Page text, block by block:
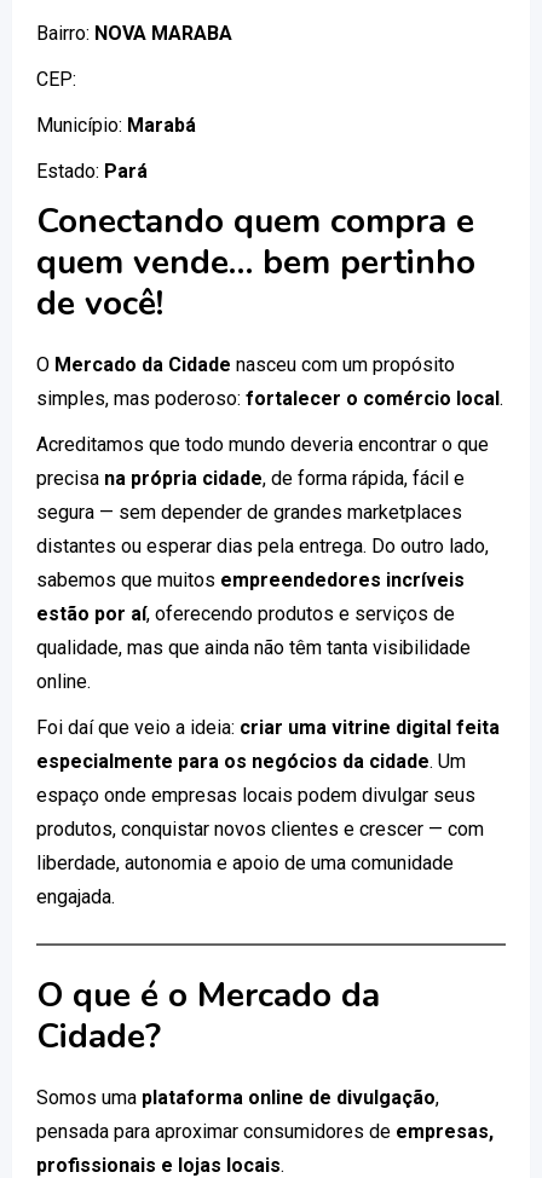
Bairro: NOVA MARABA
CEP:
Município: Marabá
Estado: Pará
Conectando quem compra e
quem vende… bem pertinho
de você!
O Mercado da Cidade nasceu com um propósito
simples, mas poderoso: fortalecer o comércio local.
Acreditamos que todo mundo deveria encontrar o que
precisa na própria cidade, de forma rápida, fácil e
segura — sem depender de grandes marketplaces
distantes ou esperar dias pela entrega. Do outro lado,
sabemos que muitos empreendedores incríveis
estão por aí, oferecendo produtos e serviços de
qualidade, mas que ainda não têm tanta visibilidade
online.
Foi daí que veio a ideia: criar uma vitrine digital feita
especialmente para os negócios da cidade. Um
espaço onde empresas locais podem divulgar seus
produtos, conquistar novos clientes e crescer — com
liberdade, autonomia e apoio de uma comunidade
engajada.
O que é o Mercado da
Cidade?
Somos uma plataforma online de divulgação,
pensada para aproximar consumidores de empresas,
profissionais e lojas locais.